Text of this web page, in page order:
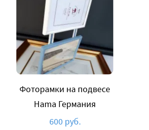
Фоторамки на подвесе
Hama Германия
600 руб.